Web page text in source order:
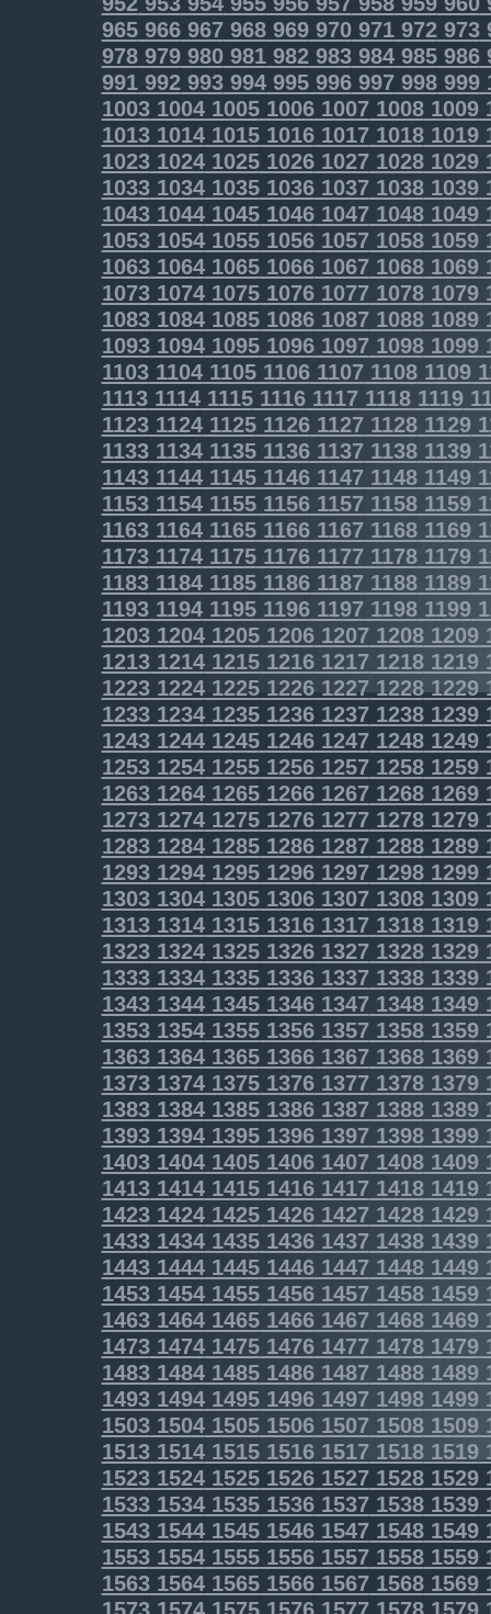
965966967968969970971972973
978979980981982983984985986
991992993994995996997998999
1003100410051006100710081009
1013101410151016101710181019
1023102410251026102710281029
1033103410351036103710381039
1043104410451046104710481049
1053105410551056105710581059
1063106410651066106710681069
1073107410751076107710781079
1083108410851086108710881089
1093109410951096109710981099
1103110411051106110711081109
1113111411151116111711181119
11231124112511261127 11281129
11331134113511361137 11381139
11431144114511461147 11481149
11531154115511561157 11581159
11631164116511661167 11681169
11731174117511761177 11781179
11831184118511861187 11881189
11931194119511961197 11981199
12031204120512061207 12081209
12131214121512161217 12181219
1223122412251226122712281229
1233123412351236123712381239
1243124412451246124712481249
1253125412551256125712581259
1263126412651266126712681269
1273127412751276127712781279
1283128412851286128712881289
1293129412951296129712981299
1303130413051306130713081309
1313131413151316131713181319
1323132413251326132713281329
1333133413351336133713381339
1343134413451346134713481349
1353135413551356135713581359
1363136413651366136713681369
1373137413751376137713781379
1383138413851386138713881389
1393139413951396139713981399
14031404140514061407 14081409
14131414141514161417 14181419
1423142414251426142714281429
14331434143514361437 14381439
14431444144514461447 14481449
14531454145514561457 14581459
14631464146514661467 14681469
14731474147514761477 14781479
14831484148514861487 14881489
14931494149514961497 14981499
15031504150515061507 15081509
15131514151515161517 15181519
1523152415251526152715281529
1533153415351536153715381539
1543154415451546154715481549
1553155415551556155715581559
1563156415651566156715681569